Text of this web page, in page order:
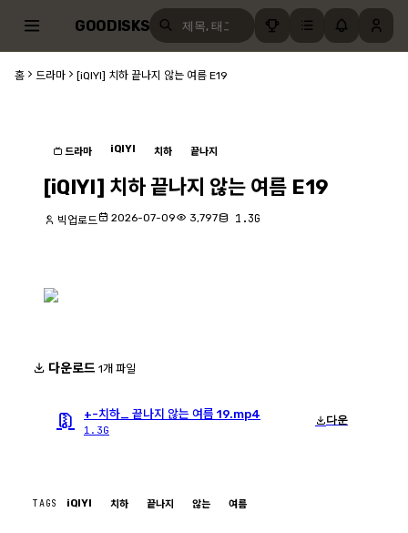
GOODISKS
홈 드라마 [iQIYI] 치하 끝나지 않는 여름 E19
드라마 iQIYI 치하 끝나지
[iQIYI] 치하 끝나지 않는 여름 E19
빅업로드 2026-07-09 3,797 1.3G
다운로드 1개 파일
+-치하_ 끝나지 않는 여름 19.mp4
1.3G
다운
TAGS iQIYI 치하 끝나지 않는 여름